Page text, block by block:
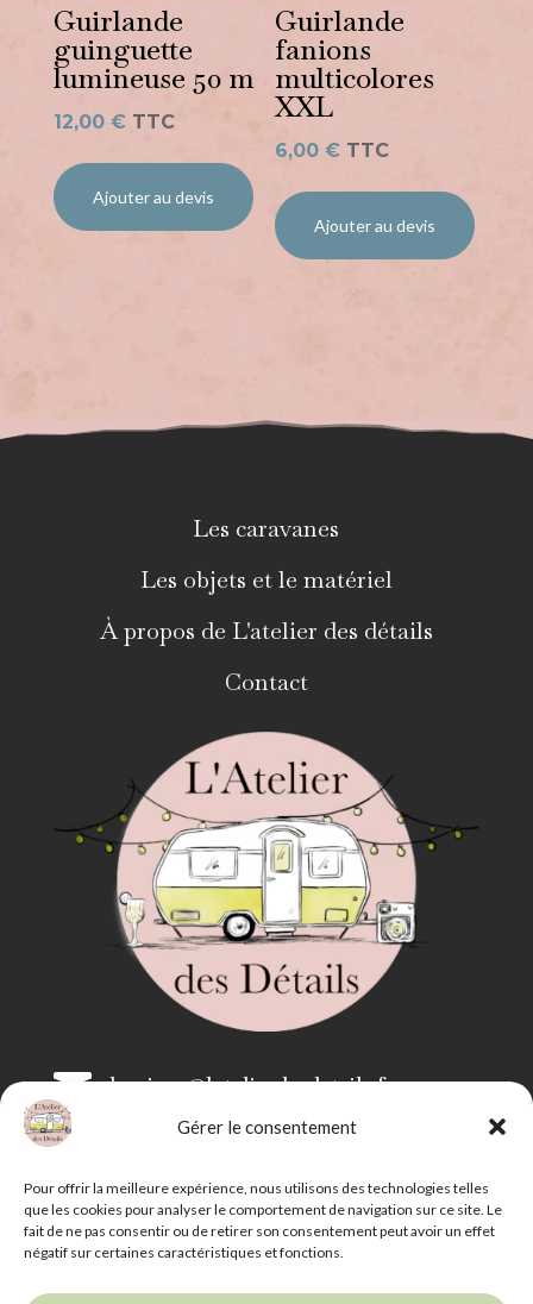
Gérer le consentement
Pour offrir la meilleure expérience, nous utilisons des technologies telles
que les cookies pour analyser le comportement de navigation sur ce site. Le
fait de ne pas consentir ou de retirer son consentement peut avoir un effet
négatif sur certaines caractéristiques et fonctions.
Guirlande
guinguette
lumineuse 50 m
12,00 € TTC
Ajouter au devis
Guirlande
fanions
multicolores
XXL
6,00€ TTC
Ajouter au devis
Les caravanes
Les objets et le matériel
À propos de L'atelier des détails
Contact
 bonjour@latelierdesdetails.fr